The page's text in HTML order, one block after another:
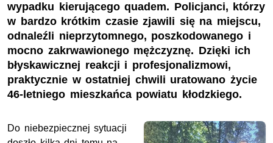
wypadku kierującego quadem. Policjanci, którzy
w bardzo krótkim czasie zjawili się na miejscu,
odnaleźli nieprzytomnego, poszkodowanego i
mocno zakrwawionego mężczyznę. Dzięki ich
błyskawicznej reakcji i profesjonalizmowi,
praktycznie w ostatniej chwili uratowano życie
46-letniego mieszkańca powiatu kłodzkiego.
Do niebezpiecznej sytuacji